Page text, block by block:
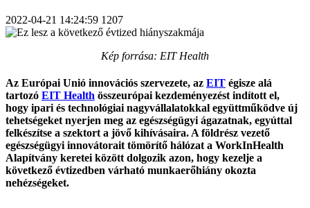
2022-04-21 14:24:59 1207
Kép forrása: EIT Health
Az Európai Unió innovációs szervezete, az EIT égisze alá
tartozó EIT Health összeurópai kezdeményezést indított el,
hogy ipari és technológiai nagyvállalatokkal együttműködve új
tehetségeket nyerjen meg az egészségügyi ágazatnak, egyúttal
felkészítse a szektort a jövő kihívásaira. A földrész vezető
egészségügyi innovátorait tömörítő hálózat a WorkInHealth
Alapítvány keretei között dolgozik azon, hogy kezelje a
következő évtizedben várható munkaerőhiány okozta
nehézségeket.